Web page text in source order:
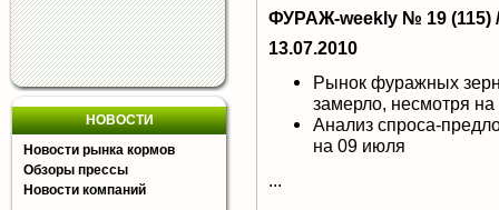
НОВОСТИ
Новости рынка кормов
Обзоры прессы
Новости компаний
ФУРАЖ-weekly № 19 (115)
13.07.2010
Рынок фуражных
замерло, несмотря на
Анализ спроса-
на 09 июля
...